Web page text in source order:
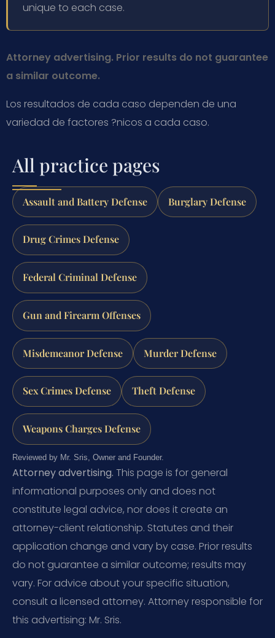
unique to each case.
Attorney advertising. Prior results do not guarantee
a similar outcome.
Los resultados de cada caso dependen de una
variedad de factores ?nicos a cada caso.
All practice pages
Assault and Battery Defense Burglary Defense
Drug Crimes Defense
Federal Criminal Defense
Gun and Firearm Offenses
Misdemeanor Defense Murder Defense
Sex Crimes Defense Theft Defense
Weapons Charges Defense
Reviewed by Mr. Sris, Owner and Founder.
Attorney advertising. This page is for general
informational purposes only and does not
constitute legal advice, nor does it create an
attorney-client relationship. Statutes and their
application change and vary by case. Prior results
do not guarantee a similar outcome; results may
vary. For advice about your specific situation,
consult a licensed attorney. Attorney responsible for
this advertising: Mr. Sris.